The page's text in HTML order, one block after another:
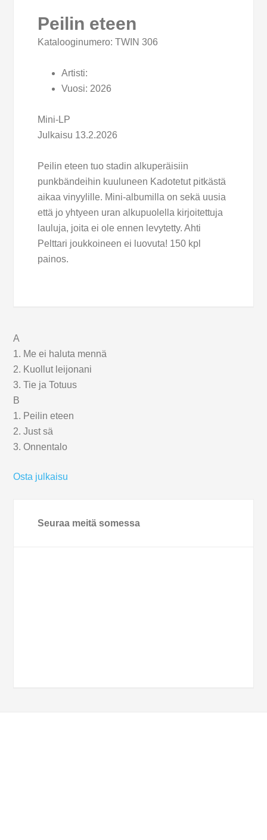
Peilin eteen
Katalooginumero: TWIN 306
Artisti:
Vuosi: 2026
Mini-LP
Julkaisu 13.2.2026
Peilin eteen tuo stadin alkuperäisiin
punkbändeihin kuuluneen Kadotetut pitkästä
aikaa vinyylille. Mini-albumilla on sekä uusia
että jo yhtyeen uran alkupuolella kirjoitettuja
lauluja, joita ei ole ennen levytetty. Ahti
Pelttari joukkoineen ei luovuta! 150 kpl
painos.
A
1. Me ei haluta mennä
2. Kuollut leijonani
3. Tie ja Totuus
B
1. Peilin eteen
2. Just sä
3. Onnentalo
Osta julkaisu
Seuraa meitä somessa